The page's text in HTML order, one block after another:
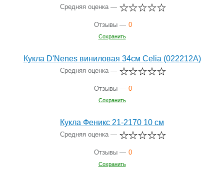
Средняя оценка —
Отзывы — 0
Сохранить
Кукла D'Nenes виниловая 34см Celia (022212A)
Средняя оценка —
Отзывы — 0
Сохранить
Кукла Феникс 21-2170 10 см
Средняя оценка —
Отзывы — 0
Сохранить